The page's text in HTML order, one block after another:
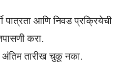
पात्रता आणि निवड प्रक्रियेची
करा.
अंतिम तारीख चुकू नका.